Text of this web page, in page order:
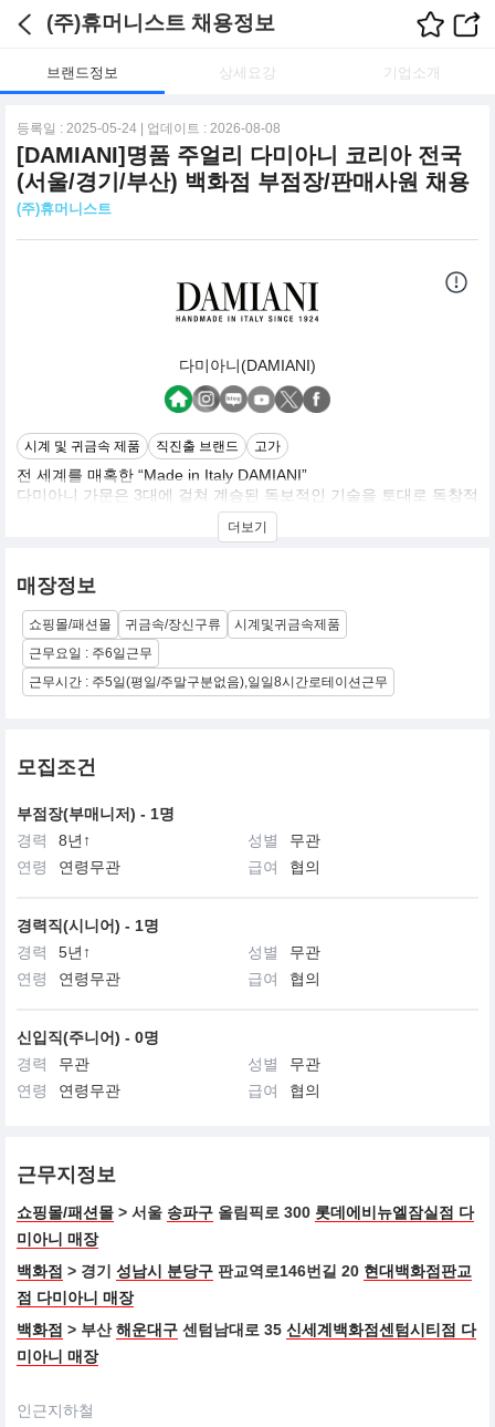
(주)휴머니스트 채용정보
브랜드정보 상세요강 기업소개
등록일 : 2025-05-24 | 업데이트 : 2026-08-08
[DAMIANI]명품 주얼리 다미아니 코리아 전국
(서울/경기/부산) 백화점 부점장/판매사원 채용
(주)휴머니스트
다미아니(DAMIANI)
시계 및 귀금속 제품 직진출 브랜드 고가
전 세계를 매혹한 “Made in Italy DAMIANI”
다미아니 가문은 3대에 걸쳐 계승된 독보적인 기술을 토대로 독창적
이면서도 최상의 가치를 지닌 주얼리를 탄생시키고 있습니다. 다미
아니 가문의 후계자들은 어린 시절부터 주얼리의 제작 과정을 비롯
리에 대한 열정과 감각을 지니게 되었습니다. Damiani의 뛰어난 주
얼리 마스터 팀은 "Made in Italy"주얼리의 우수성을 유지하는 데 기
여하고 있습니다.
창의성, 장인 정신, 독창성, 높은 품질은 다미아니 주얼리에 녹아있
는 절대적이고 소중한 가치입니다. 메종의 디자인 창작품은 금세공
예술의 진정한 마스터피스이자 다미아니 가족이 3대에 걸쳐 전승해
에스터의 높은 장인 정신에서 비롯된 세심한 기술을 통해 이탈리아
정통 주얼리의 우수성과 문화가 모던함과 최신 트랜드, 우아하고 세
화를 이룹니다. 골드 링에서 다이아몬드 장식의 우아한 솔리테어 링
까지, 귀중한 스톤으로 장식된 주얼리부터 시대를 초월한 주얼리 워
치에 이르기까지, 다미아니 세계는 항상 유일한 순간과 잊을 수 없는
감동을 선사합니다.
더보기
매장정보
쇼핑몰/패션몰 귀금속/장신구류
시계및귀금속제품
근무요일 : 주6일근무
근무시간 : 주5일(평일/주말구분없음),일일8시간로테이션근무
모집조건
부점장(부매니저) - 1명
경력
8년↑ 성별
무관
연령
연령무관 급여 협의
경력직(시니어) - 1명
경력
5년↑ 성별
무관
연령
연령무관 급여 협의
신입직(주니어) - 0명
경력
무관 성별
무관
연령
연령무관 급여 협의
근무지정보
쇼핑몰/패션몰 > 서울 송파구 올림픽로 300 롯데에비뉴엘잠실점 다
미아니 매장
백화점 > 경기 성남시 분당구 판교역로146번길 20 현대백화점판교
점 다미아니 매장
백화점 > 부산해운대구 센텀남대로 35 신세계백화점센텀시티점 다
미아니 매장
인근지하철